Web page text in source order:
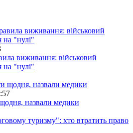
виживання: військовий
на "нулі"
назвали медики